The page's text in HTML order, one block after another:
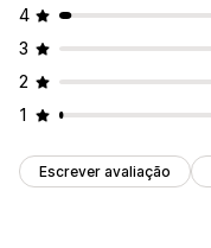
4
3
2
1
Escrever avaliação